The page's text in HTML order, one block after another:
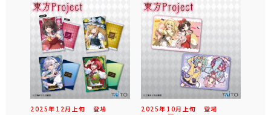
2025年 12 月 上旬 登場 2025年 10月 上旬 登場